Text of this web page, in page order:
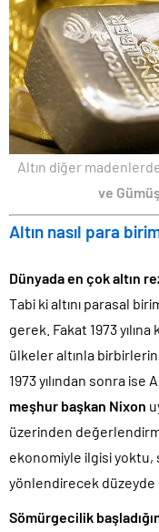
Altın diğer
ve
Altın nasıl para
Dünyada en çok altın
Tabi ki altını parasal
gerek. Fakat 1973 yılına
ülkeler altınla
1973 yılından sonra
meşhur başkan Nixon
üzerinden
ekonomiyle ilgisi yoktu,
yönlendirecek düzeyde
Sömürgecilik